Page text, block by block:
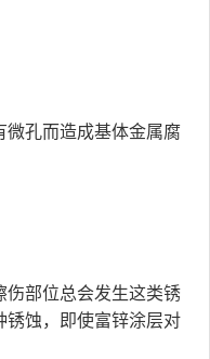
微孔而造成基体金属腐
伤部位总会发生这类锈
锈蚀，即使富锌涂层对